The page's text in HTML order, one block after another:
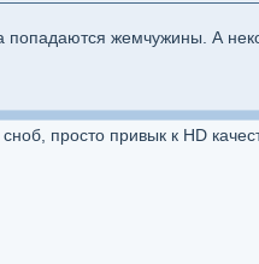
жемчужины. А
просто привык к HD